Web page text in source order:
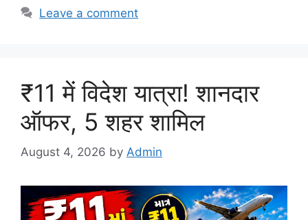
Leave a comment
₹11 में विदेश यात्रा! शानदार
ऑफर, 5 शहर शामिल
August 4, 2026 by Admin